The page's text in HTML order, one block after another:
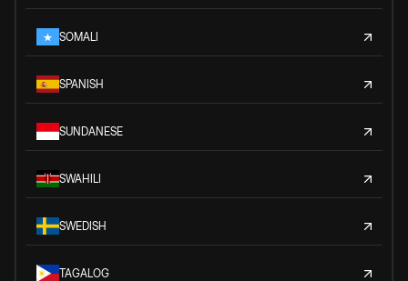
SOMALI
SPANISH
SUNDANESE
SWAHILI
SWEDISH
TAGALOG